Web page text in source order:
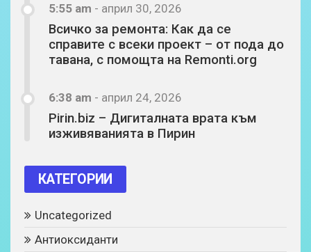
5:55 am - април 30, 2026
Всичко за ремонта: Как да се
справите с всеки проект – от пода до
тавана, с помощта на Remonti.org
6:38 am - април 24, 2026
Pirin.biz – Дигиталната врата към
изживяванията в Пирин
КАТЕГОРИИ
Uncategorized
Антиоксиданти